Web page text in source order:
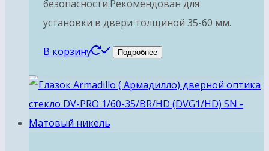
безопасности.Рекомендован для
установки в двери толщиной 35-60 мм.
В корзину Подробнее